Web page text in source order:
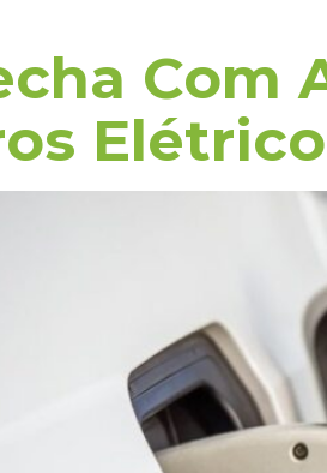
Com